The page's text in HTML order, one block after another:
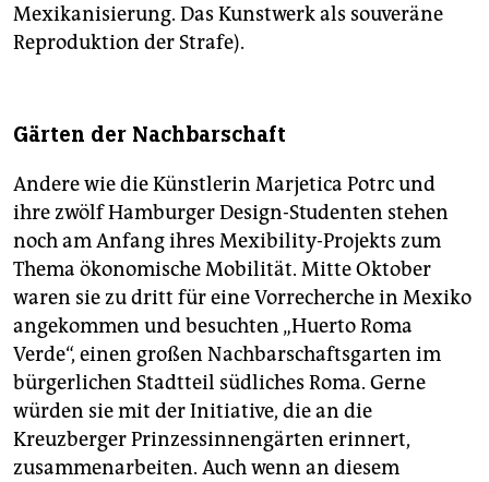
Mexikanisierung. Das Kunstwerk als souveräne
Reproduktion der Strafe).
Gärten der Nachbarschaft
Andere wie die Künstlerin Marjetica Potrc und
ihre zwölf Hamburger Design-Studenten stehen
noch am Anfang ihres Mexibility-Projekts zum
Thema ökonomische Mobilität. Mitte Oktober
waren sie zu dritt für eine Vorrecherche in Mexiko
angekommen und besuchten „Huerto Roma
Verde“, einen großen Nachbarschaftsgarten im
bürgerlichen Stadtteil südliches Roma. Gerne
würden sie mit der Initiative, die an die
Kreuzberger Prinzessinnengärten erinnert,
zusammenarbeiten. Auch wenn an diesem